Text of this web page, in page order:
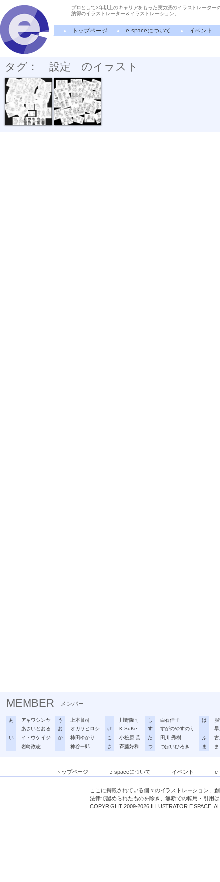
プロとして3年以上のキャリアをもった実力派のイラストレーター
納得のイラストレーター＆イラストレーション。
トップページ e-spaceについて イベント
タグ：「設定」のイラスト
キャラクター... キャラクター...
MEMBER メンバー
あ
アキワシンヤ
あさいとおる
い
イトウケイジ
岩崎政志
う
上本眞司
お
オガワヒロシ
か
柿田ゆかり
神谷一郎
川野隆司
け
K-SuKe
こ
小松原 英
さ
斉藤好和
し
白石佳子
す
すがのやすのり
た
田川 秀樹
つ
つぼいひろき
は
早
ふ
古
ま
トップページ e-spaceについて イベント
ここに掲載されている個々のイラストレーション、
法律で認められたものを除き、無断での転用・引用
COPYRIGHT 2009-2026 ILLUSTRATOR E SPACE.